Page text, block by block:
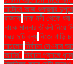
নাটোরে আজ শুক্রবার
রাজ্জাক নাফ নদী থেকে
নায়ক মান্নার জীবনী নিয়ে
যন্ত্র দুটি বন্ধ নিজে গাড়ি
নাচলেন নির্বাচন দেওয়ার
আমির" নির্বাচন প্রসঙ্গে